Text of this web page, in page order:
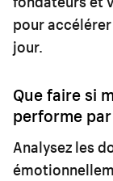
pour
jour.
Que faire si
performe
Analysez les